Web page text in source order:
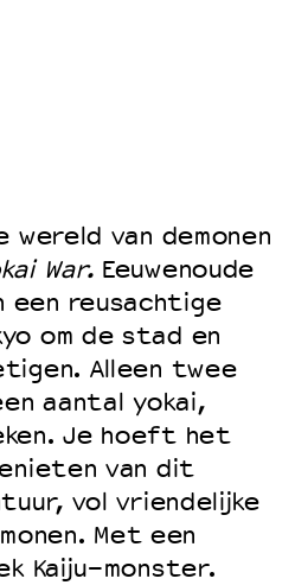
van demonen
War.Eeuwenoude
een reusachtige
om de stad en
Alleen twee
aantal yokai,
Je hoeft het
van dit
vol vriendelijke
Met een
Kaiju-monster.